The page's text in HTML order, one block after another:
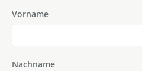
Vorname
Nachname